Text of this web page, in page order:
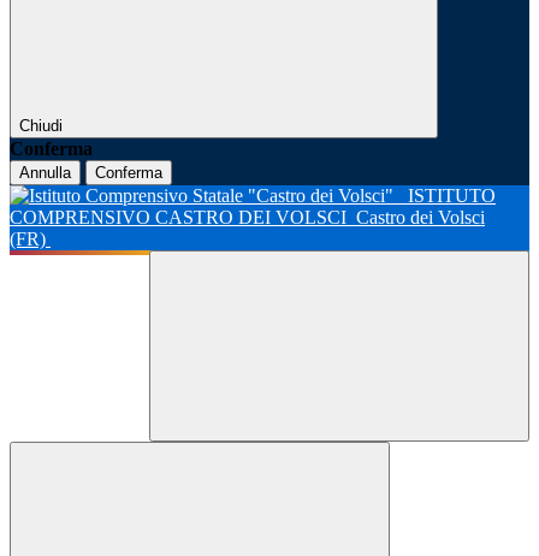
Chiudi
Conferma
Annulla Conferma
ISTITUTO
COMPRENSIVO CASTRO DEI VOLSCI Castro dei Volsci
(FR)